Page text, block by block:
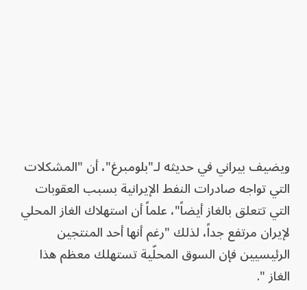
ويضيف بيراني في حديثه لـ"بلومبرغ"، أن "المشكلات
التي تواجه صادرات النفط الإيرانية بسبب العقوبات
التي تتعلق بالغاز أيضاً"، علماً أن استهلاك الغاز المحلي
لإيران مرتفع جداً، لذلك "رغم أنها أحد المنتجين
الرئيسيين فإن السوق المحلّية تستهلك معظم هذا
الغاز ".